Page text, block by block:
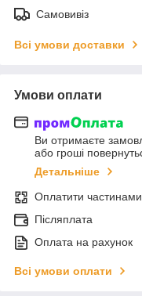
Самовивіз
Всі умови доставки
Умови оплати
Ви отримаєте
або гроші
Детальніше
Оплатити частинами
Післяплата
Оплата на рахунок
Всі умови оплати